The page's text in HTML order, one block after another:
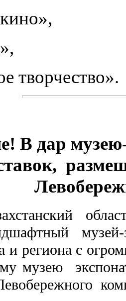
творчество».
В дар
и региона с
музею